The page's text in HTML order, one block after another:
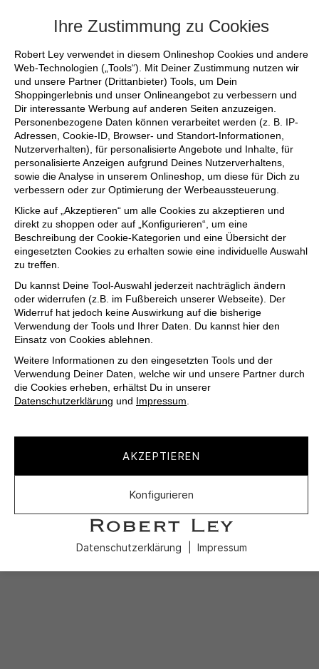
Ihre Zustimmung zu Cookies
Robert Ley verwendet in diesem Onlineshop Cookies und andere
Web-Technologien („Tools“). Mit Deiner Zustimmung nutzen wir
und unsere Partner (Drittanbieter) Tools, um Dein
Shoppingerlebnis und unser Onlineangebot zu verbessern und
Dir interessante Werbung auf anderen Seiten anzuzeigen.
Personenbezogene Daten können verarbeitet werden (z. B. IP-
Adressen, Cookie-ID, Browser- und Standort-Informationen,
Nutzerverhalten), für personalisierte Angebote und Inhalte, für
personalisierte Anzeigen aufgrund Deines Nutzerverhaltens,
sowie die Analyse in unserem Onlineshop, um diese für Dich zu
verbessern oder zur Optimierung der Werbeaussteuerung.
Klicke auf „Akzeptieren“ um alle Cookies zu akzeptieren und
direkt zu shoppen oder auf „Konfigurieren“, um eine
Beschreibung der Cookie-Kategorien und eine Übersicht der
eingesetzten Cookies zu erhalten sowie eine individuelle Auswahl
zu treffen.
Du kannst Deine Tool-Auswahl jederzeit nachträglich ändern
oder widerrufen (z.B. im Fußbereich unserer Webseite). Der
Widerruf hat jedoch keine Auswirkung auf die bisherige
Verwendung der Tools und Ihrer Daten. Du kannst hier den
Einsatz von Cookies ablehnen.
Weitere Informationen zu den eingesetzten Tools und der
Verwendung Deiner Daten, welche wir und unsere Partner durch
die Cookies erheben, erhältst Du in unserer
Datenschutzerklärung und Impressum.
AKZEPTIEREN
Konfigurieren
Datenschutzerklärung Impressum